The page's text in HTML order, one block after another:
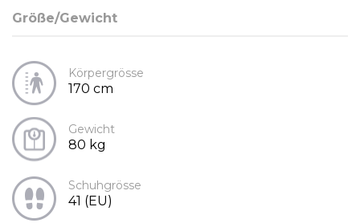
Größe/Gewicht
Körpergrösse
170 cm
Gewicht
80 kg
Schuhgrösse
41 (EU)